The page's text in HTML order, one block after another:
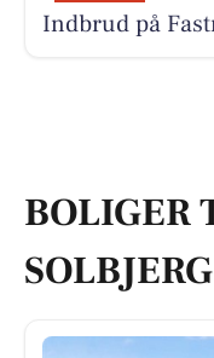
Indbrud på
BOLIGER
SOLBJERG